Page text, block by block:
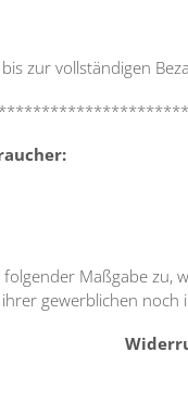
zur vollständigen
Maßgabe zu,
gewerblichen